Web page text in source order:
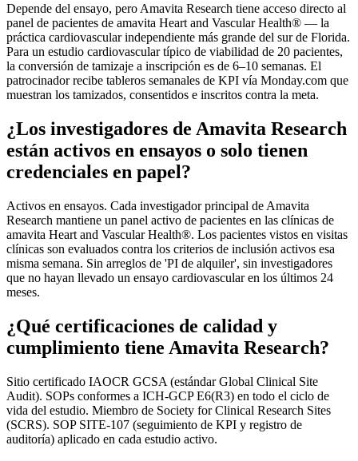
Depende del ensayo, pero Amavita Research tiene acceso directo al
panel de pacientes de amavita Heart and Vascular Health® — la
práctica cardiovascular independiente más grande del sur de Florida.
Para un estudio cardiovascular típico de viabilidad de 20 pacientes,
la conversión de tamizaje a inscripción es de 6–10 semanas. El
patrocinador recibe tableros semanales de KPI vía Monday.com que
muestran los tamizados, consentidos e inscritos contra la meta.
¿Los investigadores de Amavita Research
están activos en ensayos o solo tienen
credenciales en papel?
Activos en ensayos. Cada investigador principal de Amavita
Research mantiene un panel activo de pacientes en las clínicas de
amavita Heart and Vascular Health®. Los pacientes vistos en visitas
clínicas son evaluados contra los criterios de inclusión activos esa
misma semana. Sin arreglos de 'PI de alquiler', sin investigadores
que no hayan llevado un ensayo cardiovascular en los últimos 24
meses.
¿Qué certificaciones de calidad y
cumplimiento tiene Amavita Research?
Sitio certificado IAOCR GCSA (estándar Global Clinical Site
Audit). SOPs conformes a ICH-GCP E6(R3) en todo el ciclo de
vida del estudio. Miembro de Society for Clinical Research Sites
(SCRS). SOP SITE-107 (seguimiento de KPI y registro de
auditoría) aplicado en cada estudio activo.